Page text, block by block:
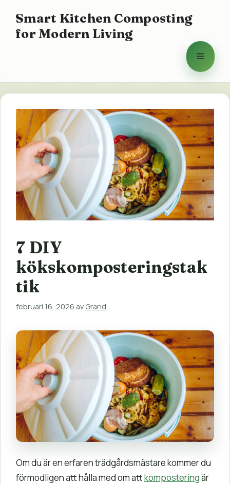
innehåll
Smart Kitchen Composting
for Modern Living
Meny
7 DIY
kökskomposteringstak
tik
februari 16, 2026 av Grand
Om du är en erfaren trädgårdsmästare kommer du
förmodligen att hålla med om attkomposteringär